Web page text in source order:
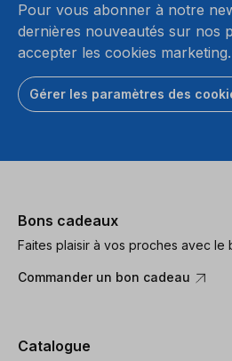
Pour vous abonner à notre
dernières nouveautés sur nos
accepter les cookies marketing.
Gérer les paramètres des
Bons cadeaux
Faites plaisir à vos proches avec le
Commander un bon cadeau
Catalogue